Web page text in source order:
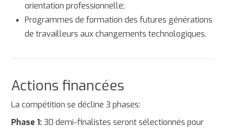
orientation professionnelle;
Programmes de formation des futures générations
de travailleurs aux changements technologiques.
Actions financées
La compétition se décline 3 phases:
Phase 1:30 demi-finalistes seront sélectionnés pour